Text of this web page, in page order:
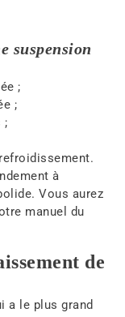
suspension
;
;
;
à
Vous aurez
manuel du
de
a le plus grand